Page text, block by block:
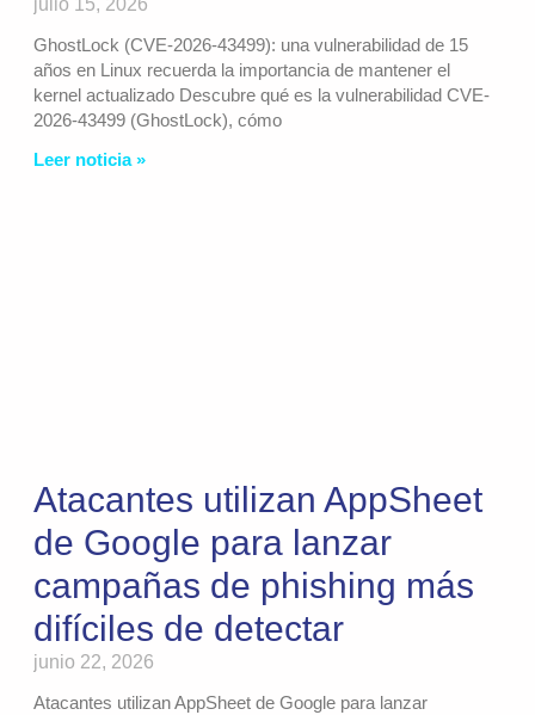
julio 15, 2026
GhostLock (CVE-2026-43499): una vulnerabilidad de 15
años en Linux recuerda la importancia de mantener el
kernel actualizado Descubre qué es la vulnerabilidad CVE-
2026-43499 (GhostLock), cómo
Leer noticia »
Atacantes utilizan AppSheet
de Google para lanzar
campañas de phishing más
difíciles de detectar
junio 22, 2026
Atacantes utilizan AppSheet de Google para lanzar